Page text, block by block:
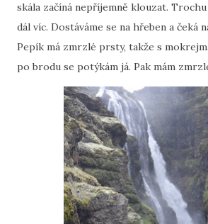
skála začíná nepříjemně klouzat.
dál víc. Dostáváme se na hřeben a čeká
Pepík má zmrzlé prsty, takže s
po brodu se potýkám já. Pak mám